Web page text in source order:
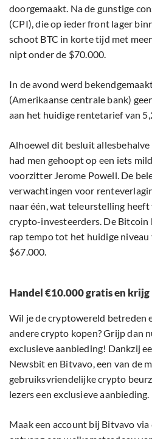
doorgemaakt. Na de gunstige
(CPI), die op ieder front lager
schoot BTC in korte tijd met
nipt onder de $70.000.
In de avond werd
(Amerikaanse centrale bank)
aan het huidige rentetarief van
Alhoewel dit besluit allesbehalve
had men gehoopt op een iets
voorzitter Jerome Powell. De
verwachtingen voor
naar één, wat teleurstelling
crypto-investeerders. De Bitcoin
rap tempo tot het huidige niveau
$67.000.
Handel €10.000 gratis en krijg
Wil je de cryptowereld betreden
andere crypto kopen? Grijp dan
exclusieve aanbieding! Dankzij
Newsbit en Bitvavo, een van de
gebruiksvriendelijke crypto
lezers een exclusieve aanbieding.
Maak een account bij Bitvavo